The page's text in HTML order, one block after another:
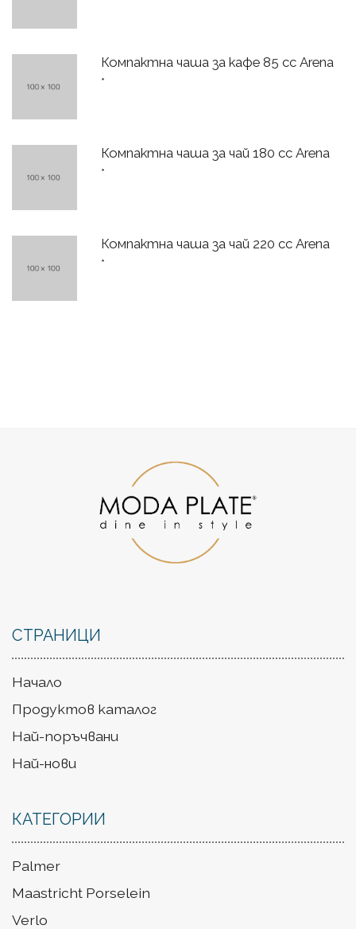
Компактна чаша за кафе 85 сс Arena
*
Компактна чаша за чай 180 сс Arena
*
Компактна чаша за чай 220 сс Arena
*
СТРАНИЦИ
Начало
Продуктов каталог
Най-поръчвани
Най-нови
КАТЕГОРИИ
Palmer
Maastricht Porselein
Verlo